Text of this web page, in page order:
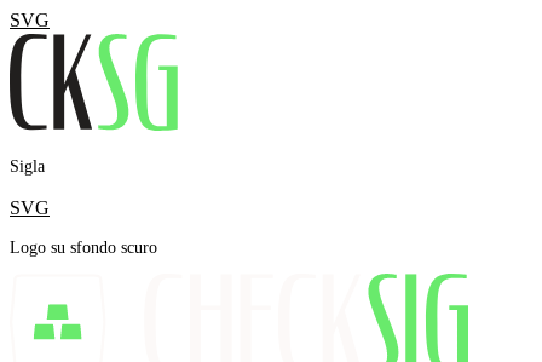
SVG
Sigla
SVG
Logo su sfondo scuro